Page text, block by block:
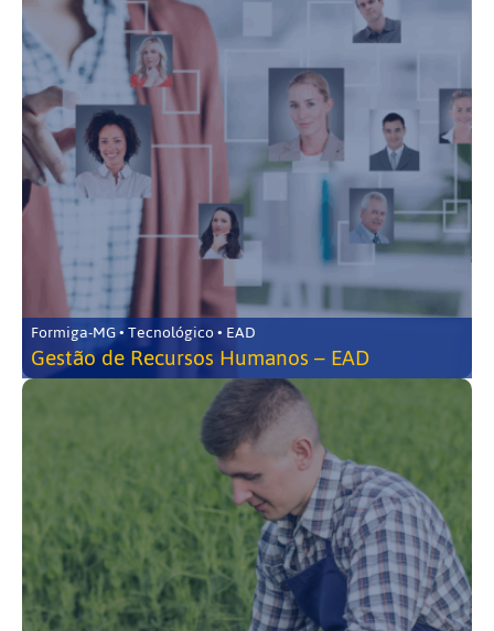
Formiga-MG • Tecnológico • EAD
Gestão de Recursos Humanos – EAD